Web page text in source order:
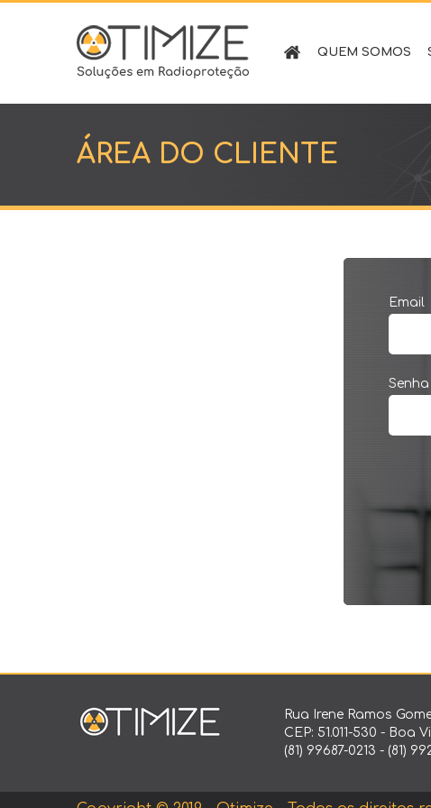
-
em
Radioproteção
QUEM SOMOS
ÁREA DO CLIENTE
Email
Senha
Rua Irene Ramos
CEP: 51.011-530 - Boa
(81) 99687-0213 - (81)